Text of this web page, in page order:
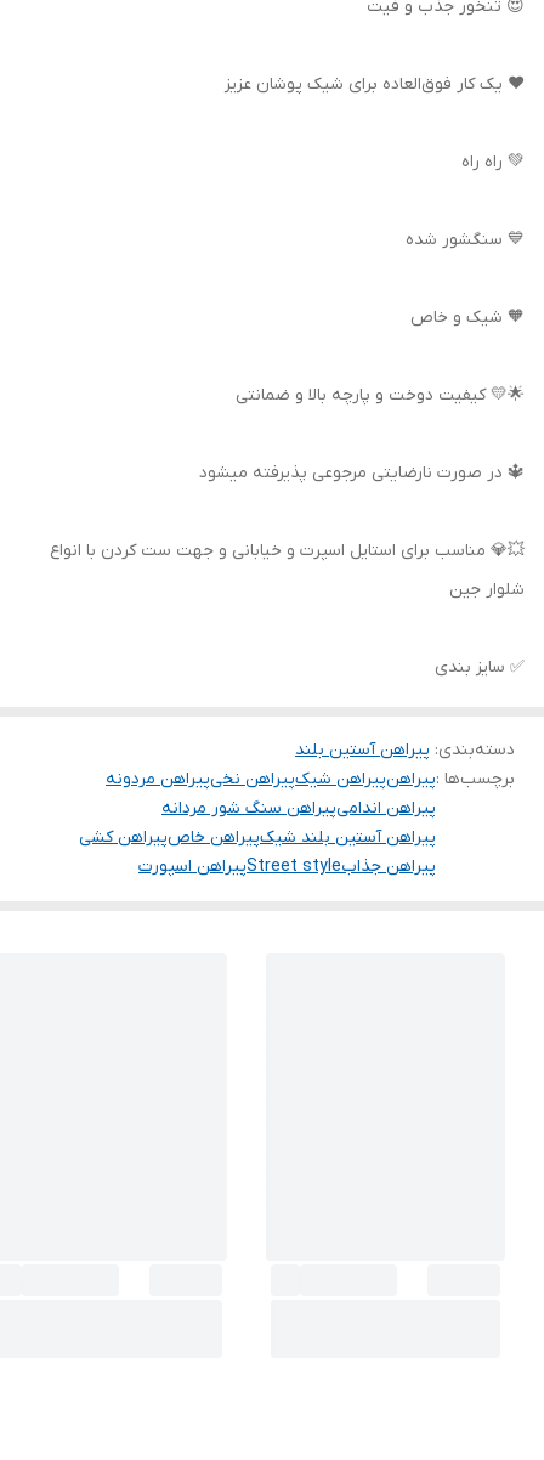
😍 تنخور جذب و فیت
❤️ یک کار فوق‌العاده برای شیک پوشان عزیز
💚 راه راه
💙 سنگشور شده
🧡 شیک و خاص
🌟💛 کیفیت دوخت و پارچه بالا و ضمانتی
🔱 در صورت نارضایتی مرجوعی پذیرفته میشود
💥💎 مناسب برای استایل اسپرت و خیابانی و جهت ست کردن با انواع
شلوار جین
✅ سایز بندی
دسته‌بندی: پیراهن آستین بلند
برچسب‌ها :پیراهنپیراهن شیکپیراهن نخیپیراهن مردونه
پیراهن اندامیپیراهن سنگ شور مردانه
پیراهن آستین بلند شیکپیراهن خاصپیراهن کشی
پیراهن جذابStreet styleپیراهن اسپورت